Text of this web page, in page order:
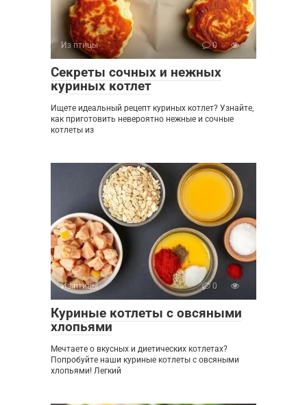
Из птицы 0
Секреты сочных и нежных
куриных котлет
Ищете идеальный рецепт куриных котлет? Узнайте,
как приготовить невероятно нежные и сочные
котлеты из
Из птицы 0
Куриные котлеты с овсяными
хлопьями
Мечтаете о вкусных и диетических котлетах?
Попробуйте наши куриные котлеты с овсяными
хлопьями! Легкий